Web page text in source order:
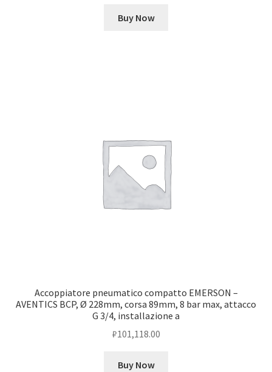
Buy Now
Accoppiatore pneumatico compatto EMERSON –
AVENTICS BCP, Ø 228mm, corsa 89mm, 8 bar max, attacco
G 3/4, installazione a
₽101,118.00
Buy Now